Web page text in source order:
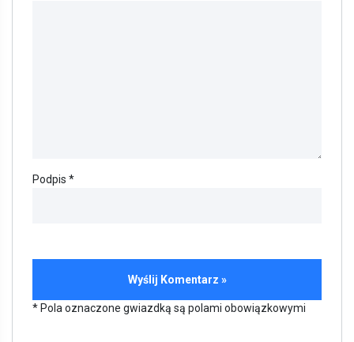
Podpis *
* Pola oznaczone gwiazdką są polami obowiązkowymi